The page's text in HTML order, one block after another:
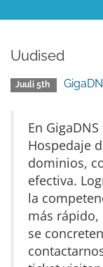
Uudised
Juuli 5th
En
Hospedaje
dominios,
efectiva.
la
más
se